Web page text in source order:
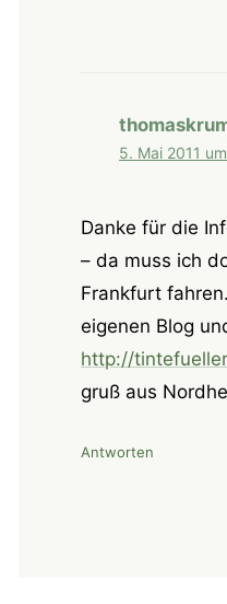
5. Mai 2011
Danke für die
– da muss ich
Frankfurt
eigenen Blog
http://
gruß aus
Antworten